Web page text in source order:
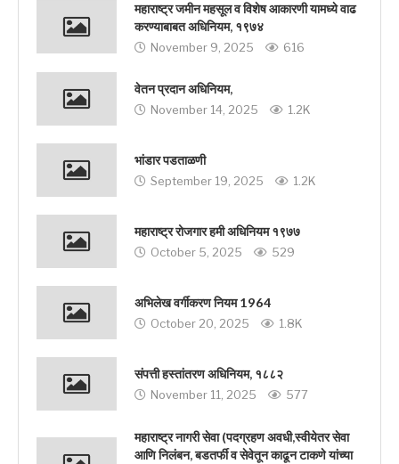
महाराष्ट्र जमीन महसूल व विशेष आकारणी यामध्ये वाढ
करण्याबाबत अधिनियम, १९७४
November 9, 2025 616
वेतन प्रदान अधिनियम,
November 14, 2025 1.2K
भांडार पडताळणी
September 19, 2025 1.2K
महाराष्ट्र रोजगार हमी अधिनियम १९७७
October 5, 2025 529
अभिलेख वर्गीकरण नियम 1964
October 20, 2025 1.8K
संपत्ती हस्तांतरण अधिनियम, १८८२
November 11, 2025 577
महाराष्ट्र नागरी सेवा (पदग्रहण अवधी,स्वीयेतर सेवा
आणि निलंबन, बडतर्फी व सेवेतून काढून टाकणे यांच्या